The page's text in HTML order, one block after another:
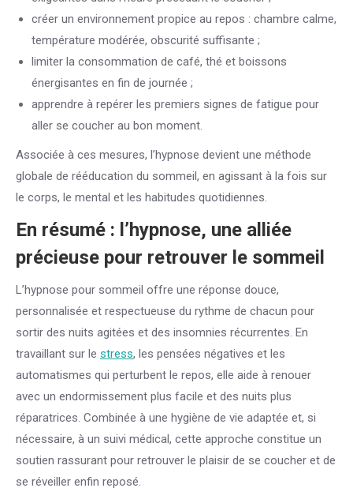
créer un environnement propice au repos : chambre calme,
température modérée, obscurité suffisante ;
limiter la consommation de café, thé et boissons
énergisantes en fin de journée ;
apprendre à repérer les premiers signes de fatigue pour
aller se coucher au bon moment.
Associée à ces mesures, l’hypnose devient une méthode
globale de rééducation du sommeil, en agissant à la fois sur
le corps, le mental et les habitudes quotidiennes.
En résumé : l’hypnose, une alliée
précieuse pour retrouver le sommeil
L’hypnose pour sommeil offre une réponse douce,
personnalisée et respectueuse du rythme de chacun pour
sortir des nuits agitées et des insomnies récurrentes. En
travaillant sur le stress, les pensées négatives et les
automatismes qui perturbent le repos, elle aide à renouer
avec un endormissement plus facile et des nuits plus
réparatrices. Combinée à une hygiène de vie adaptée et, si
nécessaire, à un suivi médical, cette approche constitue un
soutien rassurant pour retrouver le plaisir de se coucher et de
se réveiller enfin reposé.